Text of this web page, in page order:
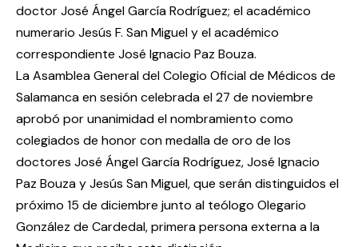
doctor José Ángel García Rodríguez; el académico
numerario Jesús F. San Miguel y el académico
correspondiente José Ignacio Paz Bouza.
La Asamblea General del Colegio Oficial de Médicos de
Salamanca en sesión celebrada el 27 de noviembre
aprobó por unanimidad el nombramiento como
colegiados de honor con medalla de oro de los
doctores José Ángel García Rodríguez, José Ignacio
Paz Bouza y Jesús San Miguel, que serán distinguidos el
próximo 15 de diciembre junto al teólogo Olegario
González de Cardedal, primera persona externa a la